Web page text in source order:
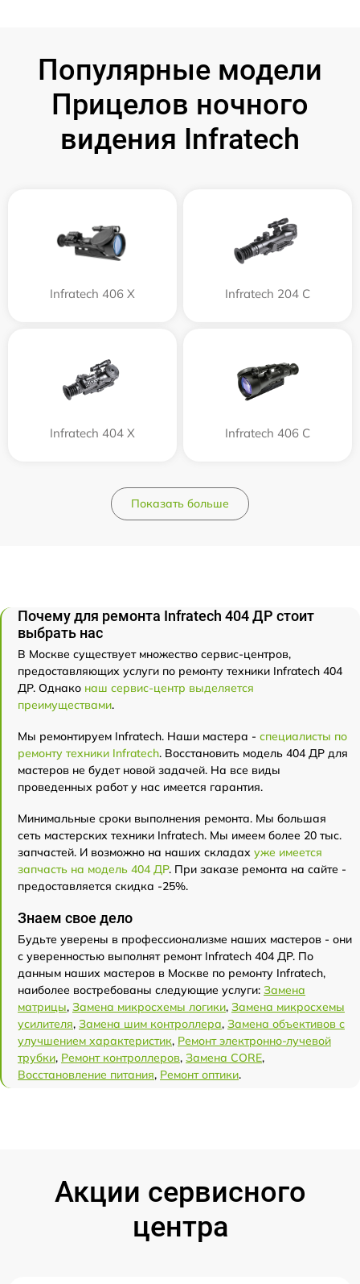
Популярные модели
Прицелов ночного
видения Infratech
Infratech 406 Х Infratech 204 С
Infratech 404 Х Infratech 406 С
Показать больше
Почему для ремонта Infratech 404 ДР стоит
выбрать нас
В Москве существует множество сервис-центров,
предоставляющих услуги по ремонту техники Infratech 404
ДР. Однако наш сервис-центр выделяется
преимуществами.
Мы ремонтируем Infratech. Наши мастера - специалисты по
ремонту техники Infratech. Восстановить модель 404 ДР для
мастеров не будет новой задачей. На все виды
проведенных работ у нас имеется гарантия.
Минимальные сроки выполнения ремонта. Мы большая
сеть мастерских техники Infratech. Мы имеем более 20 тыс.
запчастей. И возможно на наших складах уже имеется
запчасть на модель 404 ДР. При заказе ремонта на сайте -
предоставляется скидка -25%.
Знаем свое дело
Будьте уверены в профессионализме наших мастеров - они
с уверенностью выполнят ремонт Infratech 404 ДР. По
данным наших мастеров в Москве по ремонту Infratech,
наиболее востребованы следующие услуги: Замена
матрицы, Замена микросхемы логики, Замена микросхемы
усилителя, Замена шим контроллера, Замена объективов с
улучшением характеристик, Ремонт электронно-лучевой
трубки, Ремонт контроллеров, Замена CORE,
Восстановление питания, Ремонт оптики.
Акции сервисного
центра